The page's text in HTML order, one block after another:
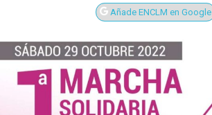
Añade ENCLM en Google